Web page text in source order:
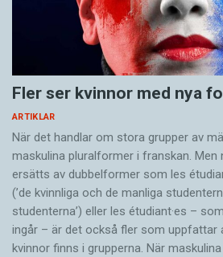
Fler ser kvinnor med nya
ARTIKLAR
När det handlar om stora grupper av
maskulina pluralformer i franskan.
ersätts av dubbel­former som les
(’de kvinnliga och de manliga
studenterna’) eller les étudiant·es –
ingår – är det också fler som uppfattar
kvinnor finns i grupperna. När